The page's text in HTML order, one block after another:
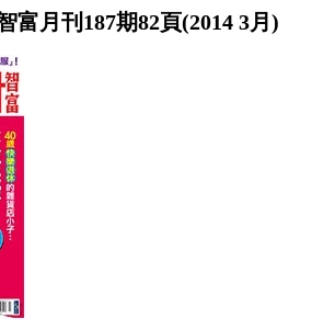
富月刊187期82頁(2014 3月)